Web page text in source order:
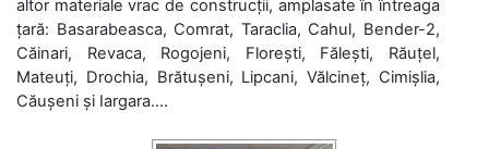
altor materiale vrac de construcții, amplasate în întreaga
țară: Basarabeasca, Comrat, Taraclia, Cahul, Bender-2,
Căinari, Revaca, Rogojeni, Florești, Fălești, Răuțel,
Mateuți, Drochia, Brătușeni, Lipcani, Vălcineț, Cimișlia,
Căușeni și Iargara....